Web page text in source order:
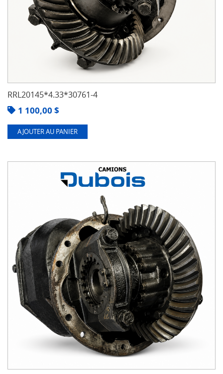
RRL20145*4.33*30761-4
1 100,00 $
AJOUTER AU PANIER